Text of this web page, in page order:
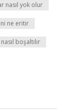
nasıl yok olur
ne eritir
boşaltılır